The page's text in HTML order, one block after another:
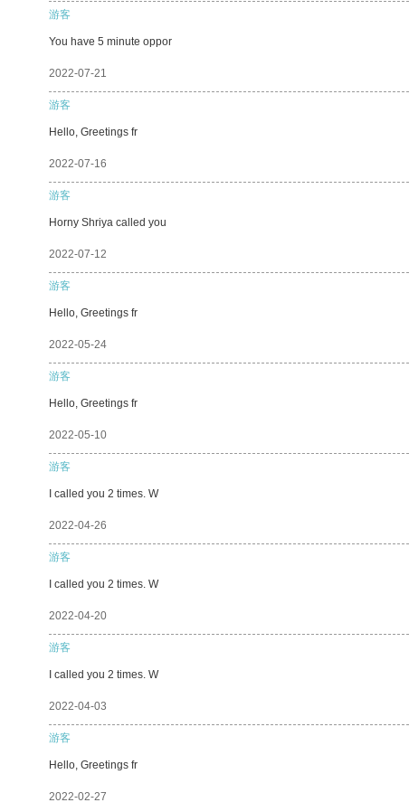
游客
You have 5 minute oppor
2022-07-21
游客
Hello, Greetings fr
2022-07-16
游客
Horny Shriya called you
2022-07-12
游客
Hello, Greetings fr
2022-05-24
游客
Hello, Greetings fr
2022-05-10
游客
I called you 2 times. W
2022-04-26
游客
I called you 2 times. W
2022-04-20
游客
I called you 2 times. W
2022-04-03
游客
Hello, Greetings fr
2022-02-27